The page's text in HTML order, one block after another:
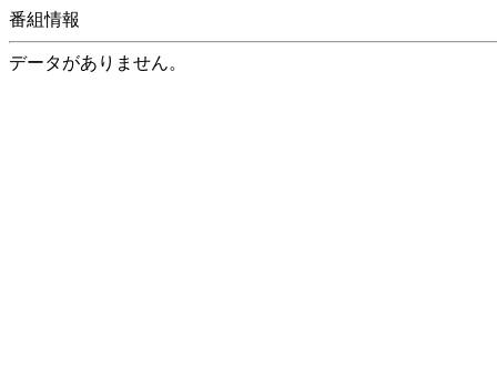
番組情報
データがありません。